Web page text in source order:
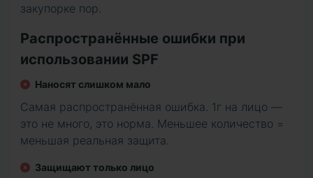
закупорке пор.
Распространённые ошибки при
использовании SPF
Наносят слишком мало
Самая распространённая ошибка. 1г на лицо —
это не много, это норма. Меньшее количество =
меньшая реальная защита.
Защищают только лицо